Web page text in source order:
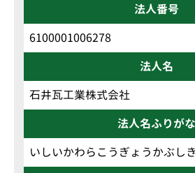
法人番号
6100001006278
法人名
石井瓦工業株式会社
法人名ふりがな
いしいかわらこうぎょうかぶし